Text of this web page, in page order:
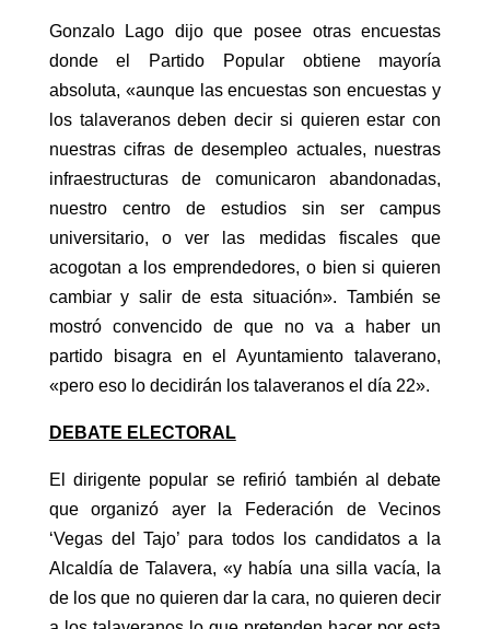
Gonzalo Lago dijo que posee otras encuestas
donde el Partido Popular obtiene mayoría
absoluta, «aunque las encuestas son encuestas y
los talaveranos deben decir si quieren estar con
nuestras cifras de desempleo actuales, nuestras
infraestructuras de comunicaron abandonadas,
nuestro centro de estudios sin ser campus
universitario, o ver las medidas fiscales que
acogotan a los emprendedores, o bien si quieren
cambiar y salir de esta situación». También se
mostró convencido de que no va a haber un
partido bisagra en el Ayuntamiento talaverano,
«pero eso lo decidirán los talaveranos el día 22».
DEBATE ELECTORAL
El dirigente popular se refirió también al debate
que organizó ayer la Federación de Vecinos
‘Vegas del Tajo’ para todos los candidatos a la
Alcaldía de Talavera, «y había una silla vacía, la
de los que no quieren dar la cara, no quieren decir